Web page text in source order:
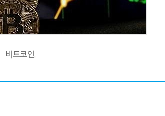
비트코인.